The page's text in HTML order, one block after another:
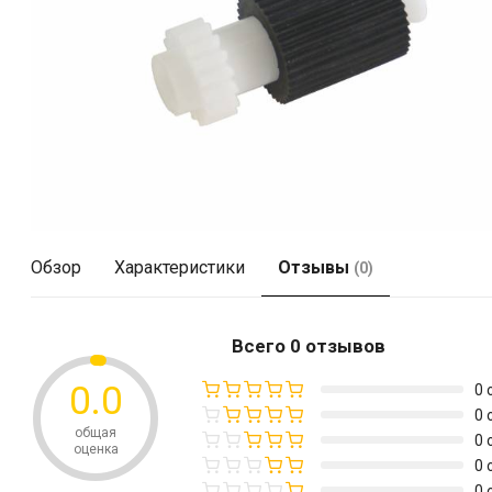
Обзор Характеристики Отзывы (0)
0.0
общая
оценка
Всего 0 отзывов
0
0
0
0